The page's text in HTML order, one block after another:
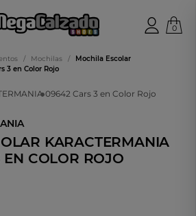
online
0
/ Mochilas /
Mochila Escolar
3 en Color Rojo
KARACTERMANIA
COLOR ROJO